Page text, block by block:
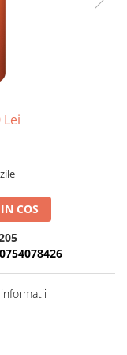
Lei
COS
0754078426